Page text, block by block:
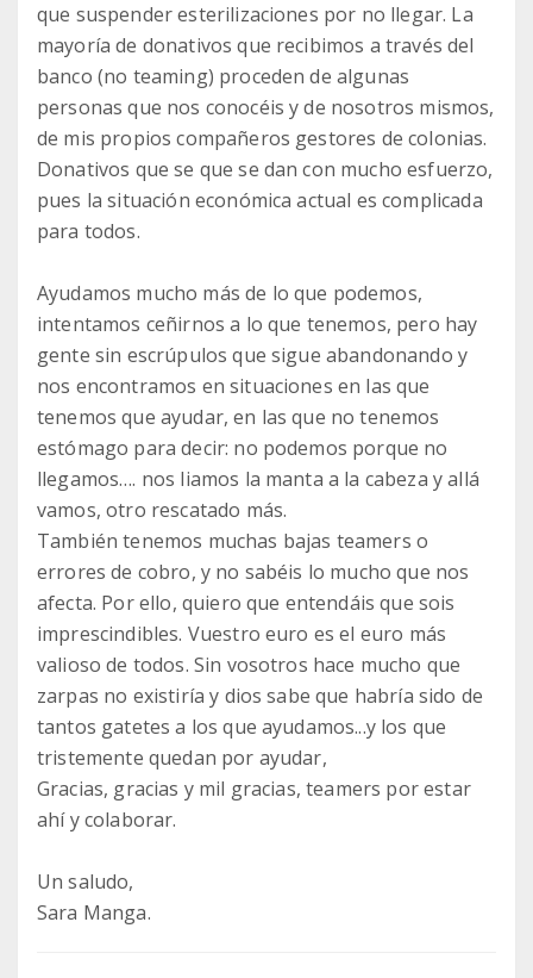
que suspender esterilizaciones por no llegar. La
mayoría de donativos que recibimos a través del
banco (no teaming) proceden de algunas
personas que nos conocéis y de nosotros mismos,
de mis propios compañeros gestores de colonias.
Donativos que se que se dan con mucho esfuerzo,
pues la situación económica actual es complicada
para todos.
Ayudamos mucho más de lo que podemos,
intentamos ceñirnos a lo que tenemos, pero hay
gente sin escrúpulos que sigue abandonando y
nos encontramos en situaciones en las que
tenemos que ayudar, en las que no tenemos
estómago para decir: no podemos porque no
llegamos…. nos liamos la manta a la cabeza y allá
vamos, otro rescatado más.
También tenemos muchas bajas teamers o
errores de cobro, y no sabéis lo mucho que nos
afecta. Por ello, quiero que entendáis que sois
imprescindibles. Vuestro euro es el euro más
valioso de todos. Sin vosotros hace mucho que
zarpas no existiría y dios sabe que habría sido de
tantos gatetes a los que ayudamos...y los que
tristemente quedan por ayudar,
Gracias, gracias y mil gracias, teamers por estar
ahí y colaborar.
Un saludo,
Sara Manga.